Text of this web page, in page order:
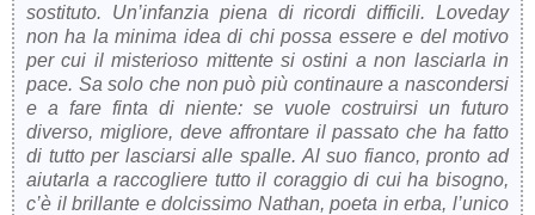
sostituto. Un’infanzia piena di ricordi difficili. Loveday
non ha la minima idea di chi possa essere e del motivo
per cui il misterioso mittente si ostini a non lasciarla in
pace. Sa solo che non può più continaure a nascondersi
e a fare finta di niente: se vuole costruirsi un futuro
diverso, migliore, deve affrontare il passato che ha fatto
di tutto per lasciarsi alle spalle. Al suo fianco, pronto ad
aiutarla a raccogliere tutto il coraggio di cui ha bisogno,
c’è il brillante e dolcissimo Nathan, poeta in erba, l’unico